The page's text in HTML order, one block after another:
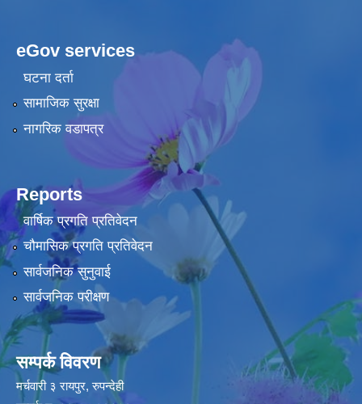
eGov services
घटना दर्ता
सामाजिक सुरक्षा
नागरिक वडापत्र
Reports
वार्षिक प्रगति प्रतिवेदन
चौमासिक प्रगति प्रतिवेदन
सार्वजनिक सुनुवाई
सार्वजनिक परीक्षण
सम्पर्क विवरण
मर्चवारी ३ रायपुर, रुपन्देही